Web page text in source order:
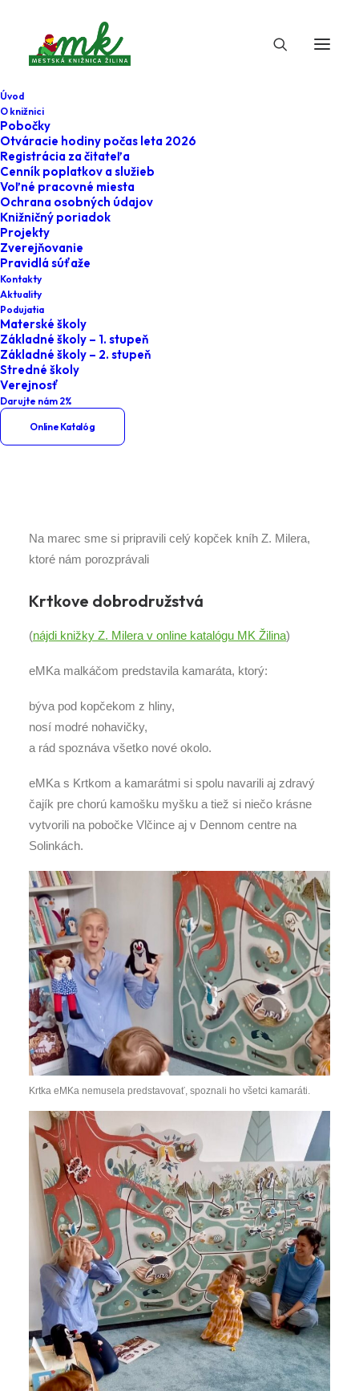
Úvod
O knižnici
Pobočky
Otváracie hodiny počas leta 2026
Registrácia za čitateľa
Cenník poplatkov a služieb
Voľné pracovné miesta
Ochrana osobných údajov
Knižničný poriadok
Projekty
Zverejňovanie
Pravidlá súťaže
Kontakty
Aktuality
Podujatia
Materské školy
Základné školy – 1. stupeň
Základné školy – 2. stupeň
Stredné školy
Verejnosť
Darujte nám 2%
Online Katalóg
Klub u eMKy -
dobrodružstvá
Home
Klub u eMKy – Krtkove
dobrodružstvá
Na marec sme si pripravili celý kopček kníh Z. Milera,
ktoré nám porozprávali
Krtkove dobrodružstvá
(nájdi knižky Z. Milera v online katalógu MK Žilina)
eMKa malkáčom predstavila kamaráta, ktorý:
býva pod kopčekom z hliny,
nosí modré nohavičky,
a rád spoznáva všetko nové okolo.
eMKa s Krtkom a kamarátmi si spolu navarili aj zdravý
čajík pre chorú kamošku myšku a tiež si niečo krásne
vytvorili na pobočke Vlčince aj v Dennom centre na
Solinkách.
Krtka eMKa nemusela predstavovať, spoznali ho všetci kamaráti.